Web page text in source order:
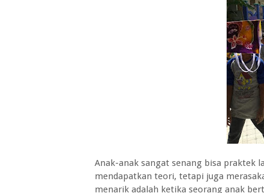
Anak-anak sangat senang bisa praktek
mendapatkan teori, tetapi juga
menarik adalah ketika seorang anak